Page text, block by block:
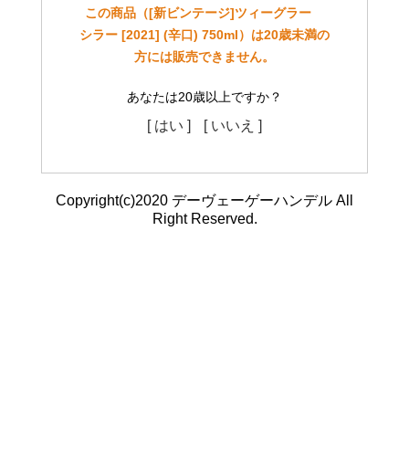
この商品（[新ビンテージ]ツィーグラー
シラー [2021] (辛口) 750ml）は20歳未満の
方には販売できません。
あなたは20歳以上ですか？
[ はい ] [ いいえ ]
Copyright(c)2020 デーヴェーゲーハンデル All
Right Reserved.